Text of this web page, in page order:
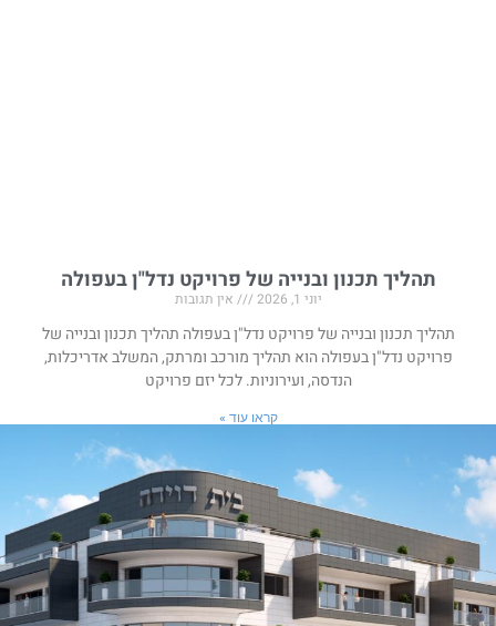
תהליך תכנון ובנייה של פרויקט נדל"ן בעפולה
יוני 1, 2026 אין תגובות
תהליך תכנון ובנייה של פרויקט נדל"ן בעפולה תהליך תכנון ובנייה של
פרויקט נדל"ן בעפולה הוא תהליך מורכב ומרתק, המשלב אדריכלות,
הנדסה, ועירוניות. לכל יזם פרויקט
קראו עוד »